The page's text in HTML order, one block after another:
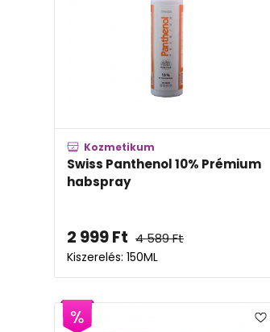
Kozmetikum
Swiss Panthenol 10% Prémium
habspray
2 999Ft 4 589Ft
Kiszerelés: 150ML